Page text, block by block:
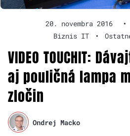
20. novembra 2016 •
Biznis IT
•
VIDEO TOUCHIT:
aj pouličná lampa
zločin
Ondrej Macko